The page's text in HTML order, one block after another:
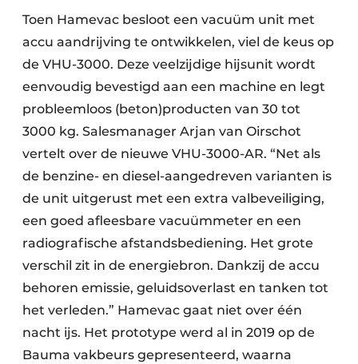
Toen Hamevac besloot een vacuüm unit met
accu aandrijving te ontwikkelen, viel de keus op
de VHU-3000. Deze veelzijdige hijsunit wordt
eenvoudig bevestigd aan een machine en legt
probleemloos (beton)producten van 30 tot
3000 kg. Salesmanager Arjan van Oirschot
vertelt over de nieuwe VHU-3000-AR. “Net als
de benzine- en diesel-aangedreven varianten is
de unit uitgerust met een extra valbeveiliging,
een goed afleesbare vacuümmeter en een
radiografische afstandsbediening. Het grote
verschil zit in de energiebron. Dankzij de accu
behoren emissie, geluidsoverlast en tanken tot
het verleden.” Hamevac gaat niet over één
nacht ijs. Het prototype werd al in 2019 op de
Bauma vakbeurs gepresenteerd, waarna